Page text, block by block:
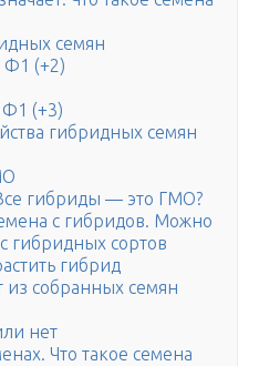
семян
Ф1 (+2)
(+3)
гибридных семян
гибриды — это ГМО?
с гибридов. Можно
гибридных сортов
гибрид
из собранных семян
нет
Что такое семена